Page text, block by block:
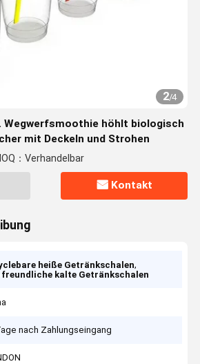
2/4
Wegwerfsmoothie höhlt biologisch
mit Deckeln und Strohen
：Verhandelbar
Kontakt
heiße Getränkschalen,
freundliche kalte Getränkschalen
nach Zahlungseingang